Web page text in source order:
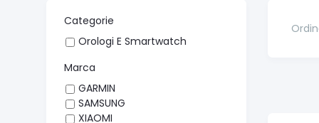
Categorie
Orologi E Smartwatch
Marca
GARMIN
SAMSUNG
XIAOMI